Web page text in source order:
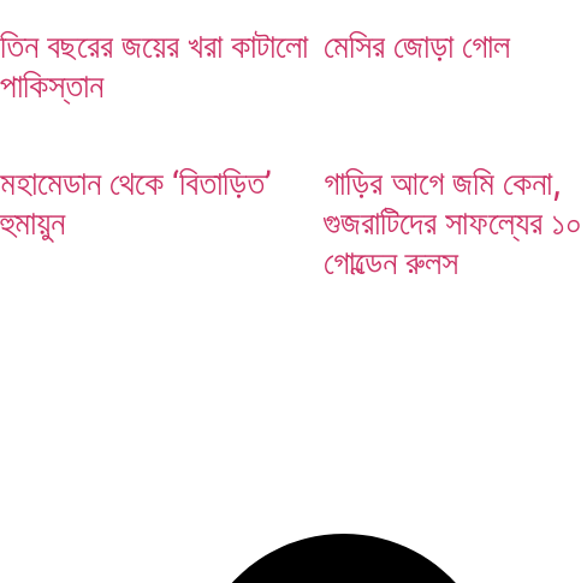
তিন বছরের জয়ের খরা কাটালো
পাকিস্তান
মেসির জোড়া গোল
মহামেডান থেকে ‘বিতাড়িত’
হুমায়ুন
গাড়ির আগে জমি কেনা,
গুজরাটিদের সাফল্যের ১০
গোল্ডেন রুলস